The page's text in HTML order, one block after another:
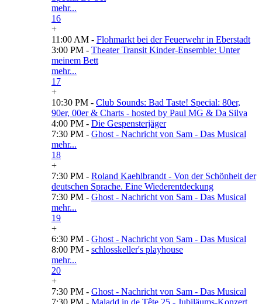
mehr...
16
+
11:00 AM - Flohmarkt bei der Feuerwehr in Eberstadt
3:00 PM - Theater Transit Kinder-Ensemble: Unter
meinem Bett
mehr...
17
+
10:30 PM - Club Sounds: Bad Taste! Special: 80er,
90er, 00er & Charts - hosted by Paul MG & Da Silva
4:00 PM - Die Gespensterjäger
7:30 PM - Ghost - Nachricht von Sam - Das Musical
mehr...
18
+
7:30 PM - Roland Kaehlbrandt - Von der Schönheit der
deutschen Sprache. Eine Wiederentdeckung
7:30 PM - Ghost - Nachricht von Sam - Das Musical
mehr...
19
+
6:30 PM - Ghost - Nachricht von Sam - Das Musical
8:00 PM - schlosskeller's playhouse
mehr...
20
+
7:30 PM - Ghost - Nachricht von Sam - Das Musical
7:30 PM - Maladd in de Tête 25 - Jubiläums-Konzert